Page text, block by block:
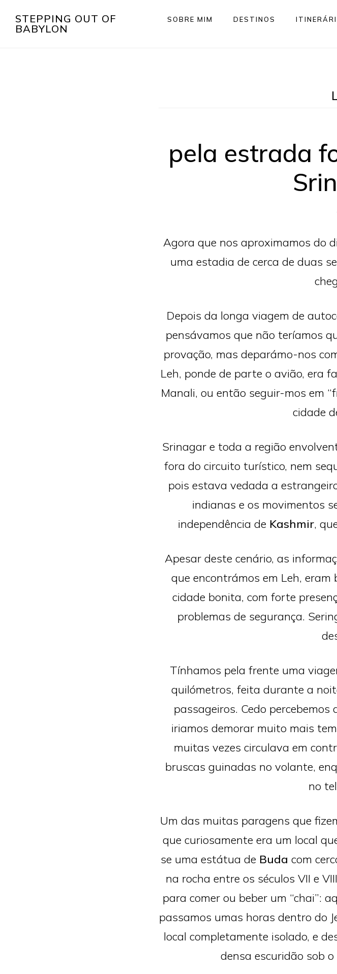
para
STEPPING OUT OF
BABYLON
SOBRE MIM DESTINOS
pela estrada
Agora que nos aproximamos do
uma estadia de cerca de duas
Depois da longa viagem de
pensávamos que não teríamos
provação, mas deparámo-nos
Leh, ponde de parte o avião, era
Manali, ou então seguir-mos em
cidade
Srinagar e toda a região
fora do circuito turístico, nem
pois estava vedada a
indianas e os movimentos
independência de Kashmir,
Apesar deste cenário, as
que encontrámos em Leh,
cidade bonita, com forte
problemas de segurança.
Tínhamos pela frente uma
quilómetros, feita durante a
passageiros. Cedo
iriamos demorar muito mais
muitas vezes circulava em
bruscas guinadas no volante,
no
Um das muitas paragens que
que curiosamente era um local
se uma estátua de Buda com
na rocha entre os séculos VII e
para comer ou beber um “chai”:
passamos umas horas dentro do
local completamente isolado, e
densa escuridão sob